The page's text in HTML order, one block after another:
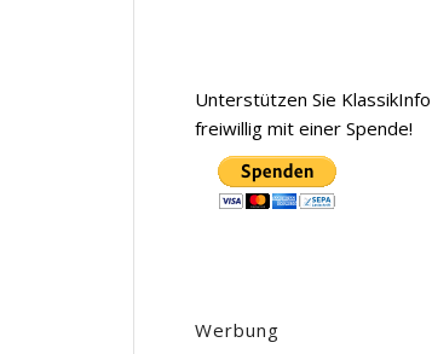
Unterstützen Sie KlassikInfo
freiwillig mit einer Spende!
Werbung